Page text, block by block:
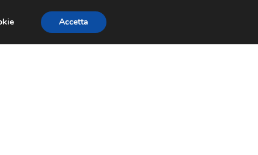
CONCORSI DESIGN
Accetta